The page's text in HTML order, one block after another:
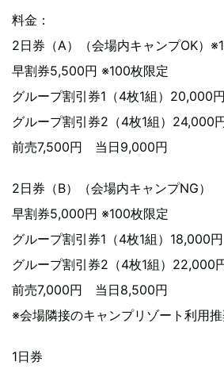
料金：
2日券（A）（会場内キャンプOK）
早割券5,500円 ※100枚限定
グループ割引券1（4枚1組）20,000
グループ割引券2（4枚1組）24,000
前売7,500円 当日9,000円
2日券（B）（会場内キャンプNG）
早割券5,000円 ※100枚限定
グループ割引券1（4枚1組）18,000
グループ割引券2（4枚1組）22,000
前売7,000円 当日8,500円
※会場隣接のキャンプリゾート利用
1日券